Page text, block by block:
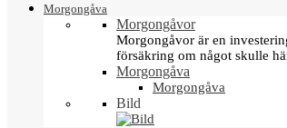
Morgongåva
Morgongåvor
Morgongåvor är en
försäkring om något skulle
Morgongåva
Morgongåva
Bild